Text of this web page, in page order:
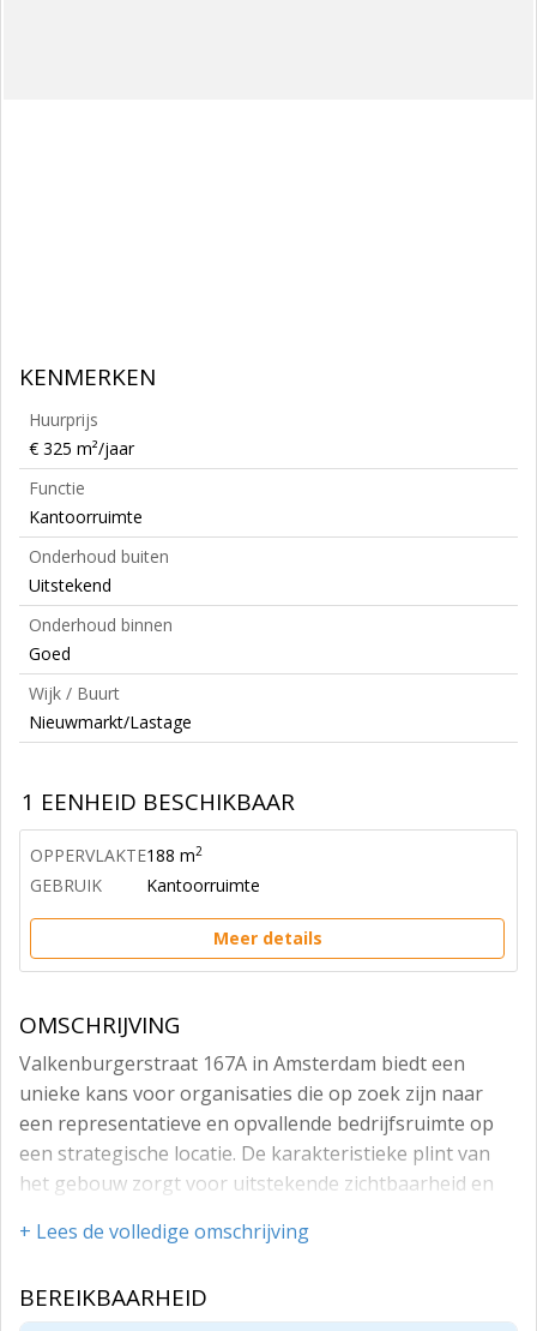
KENMERKEN
Huurprijs
€ 325 m²/jaar
Functie
Kantoorruimte
Onderhoud buiten
Uitstekend
Onderhoud binnen
Goed
Wijk / Buurt
Nieuwmarkt/Lastage
1 EENHEID BESCHIKBAAR
OPPERVLAKTE188 m2
GEBRUIK Kantoorruimte
Meer details
OMSCHRIJVING
Valkenburgerstraat 167A in Amsterdam biedt een
unieke kans voor organisaties die op zoek zijn naar
een representatieve en opvallende bedrijfsruimte op
een strategische locatie. De karakteristieke plint van
het gebouw zorgt voor uitstekende zichtbaarheid en
optimaal te presenteren aan het voorbijgaande
+ Lees de volledige omschrijving
BEREIKBAARHEID